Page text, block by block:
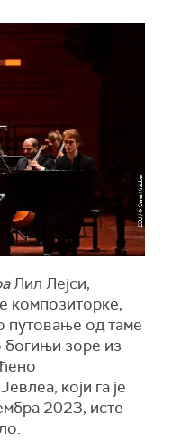
Лил Лејси,
композиторке,
путовање од таме
богињи зоре из
који га је
2023, исте